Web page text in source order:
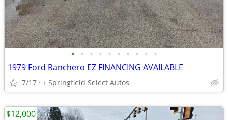
• • • • • • • • • •
1979 Ford Ranchero EZ FINANCING AVAILABLE
7/17 + Springfield Select Autos
$12,000